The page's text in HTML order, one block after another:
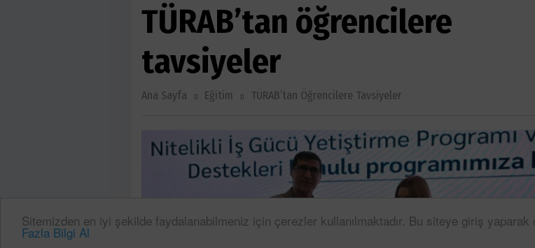
Sitemizden en iyi şekilde faydalanabilmeniz için çerezler kullanılmaktadır. Bu siteye giriş yaparak
Fazla Bilgi Al
TÜRAB’tan öğrencilere
tavsiyeler
Ana Sayfa Eğitim TÜRAB’tan Öğrencilere Tavsiyeler